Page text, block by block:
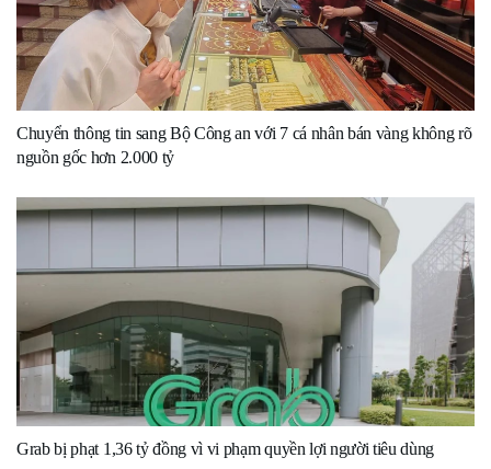
Chuyển thông tin sang Bộ Công an với 7 cá nhân bán vàng không rõ
nguồn gốc hơn 2.000 tỷ
Grab bị phạt 1,36 tỷ đồng vì vi phạm quyền lợi người tiêu dùng